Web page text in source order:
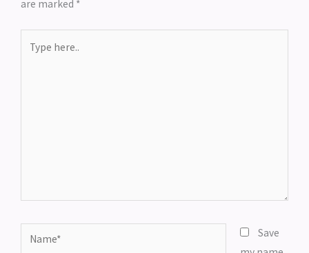
are marked *
here..
Name*
Save